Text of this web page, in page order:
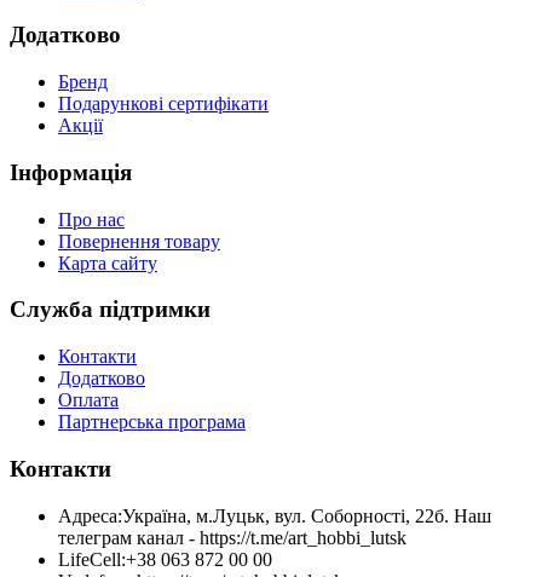
Додатково
Бренд
Подарункові сертифікати
Акції
Інформація
Про нас
Повернення товару
Карта сайту
Служба підтримки
Контакти
Додатково
Оплата
Партнерська програма
Контакти
Адреса:Україна, м.Луцьк, вул. Соборності, 22б. Наш
телеграм канал - https://t.me/art_hobbi_lutsk
LifeCell:+38 063 872 00 00